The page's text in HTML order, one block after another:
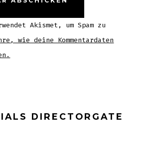
Akismet, um Spam zu
wie deine Kommentardaten
DIRECTORGATE